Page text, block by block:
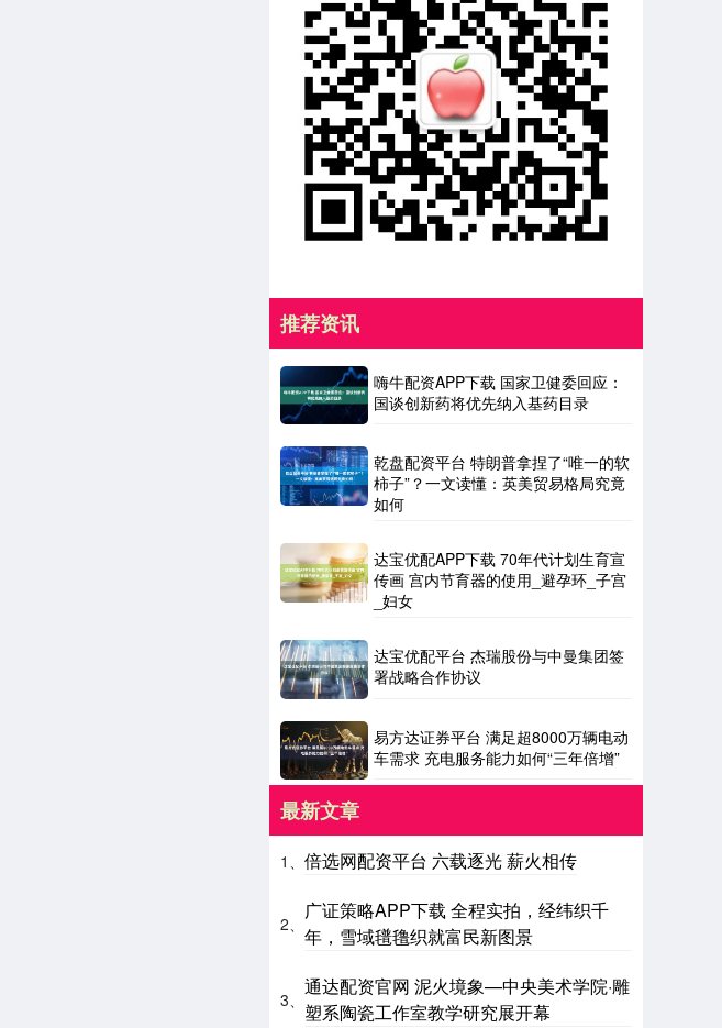
推荐资讯
嗨牛配资APP下载 国家卫健委回应：
国谈创新药将优先纳入基药目录
乾盘配资平台 特朗普拿捏了“唯一的软
柿子”？一文读懂：英美贸易格局究竟
如何
达宝优配APP下载 70年代计划生育宣
传画 宫内节育器的使用_避孕环_子宫
_妇女
达宝优配平台 杰瑞股份与中曼集团签
署战略合作协议
易方达证券平台 满足超8000万辆电动
车需求 充电服务能力如何“三年倍增”
最新文章
1、 倍选网配资平台 六载逐光 薪火相传
2、
广证策略APP下载 全程实拍，经纬织千
年，雪域氆氇织就富民新图景
3、
通达配资官网 泥火境象—中央美术学院·雕
塑系陶瓷工作室教学研究展开幕